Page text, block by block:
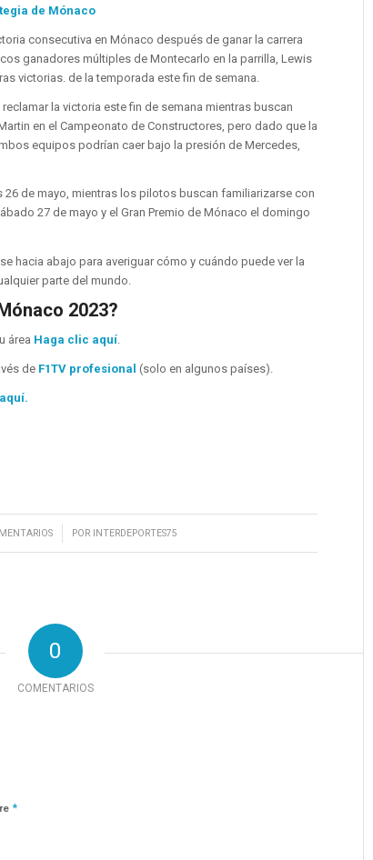
de Mónaco
consecutiva en Mónaco después de ganar la carrera
ganadores múltiples de Montecarlo en la parrilla, Lewis
victorias. de la temporada este fin de semana.
la victoria este fin de semana mientras buscan
en el Campeonato de Constructores, pero dado que la
equipos podrían caer bajo la presión de Mercedes,
26 de mayo, mientras los pilotos buscan familiarizarse con
27 de mayo y el Gran Premio de Mónaco el domingo
hacia abajo para averiguar cómo y cuándo puede ver la
parte del mundo.
2023?
área Haga clic aquí.
de F1TV profesional (solo en algunos países).
/ POR INTERDEPORTES75
0
COMENTARIOS
*